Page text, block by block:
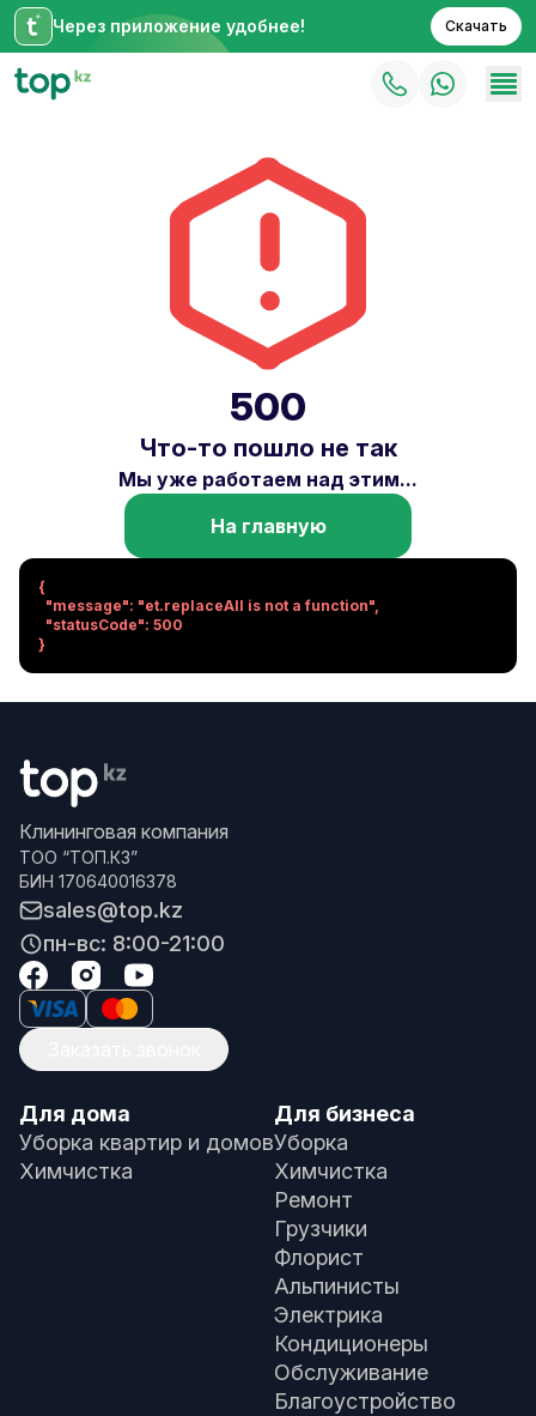
Через приложение удобнее! Скачать
500
Что-то пошло не так
Мы уже работаем над этим...
На главную
{
}
Клининговая компания
ТОО “ТОП.КЗ”
БИН 170640016378
sales@top.kz
пн-вс: 8:00-21:00
Для дома
Уборка квартир и домов
Химчистка
Для бизнеса
Уборка
Химчистка
Ремонт
Грузчики
Флорист
Альпинисты
Электрика
Кондиционеры
Обслуживание
Благоустройство